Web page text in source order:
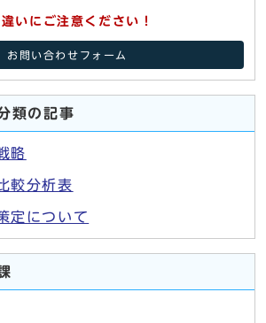
いにご注意ください！
お問い合わせフォーム
類の記事
略
較分析表
定について